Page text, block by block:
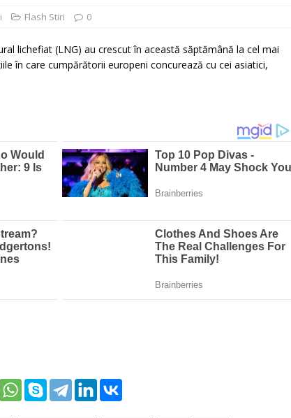
Flash Stiri 0
lichefiat (LNG) au crescut în această săptămână la cel mai
în care cumpărătorii europeni concurează cu cei asiatici,